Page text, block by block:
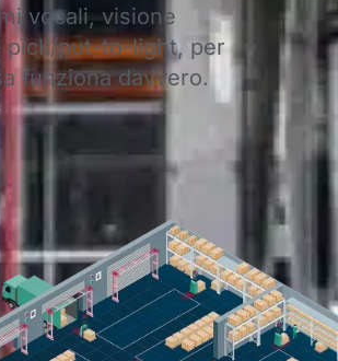
vocali, visione
pick/put-to-light, per
funziona davvero.